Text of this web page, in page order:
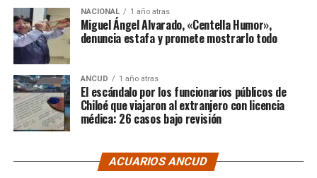
NACIONAL 1 año atras
Miguel Ángel Alvarado, «Centella Humor»,
denuncia estafa y promete mostrarlo todo
ANCUD 1 año atras
El escándalo por los funcionarios públicos de
Chiloé que viajaron al extranjero con licencia
médica: 26 casos bajo revisión
ACUARIOS ANCUD